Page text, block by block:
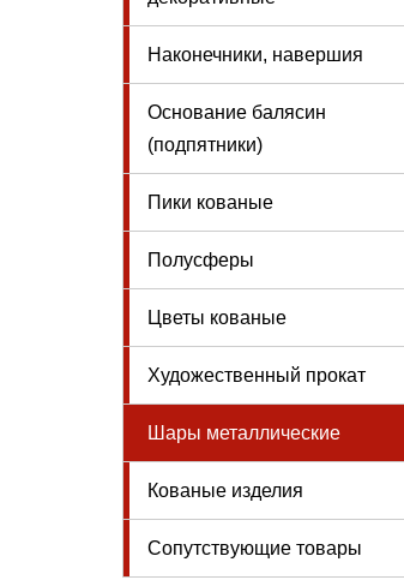
Наконечники, навершия
Основание балясин
(подпятники)
Пики кованые
Полусферы
Цветы кованые
Художественный прокат
Шары металлические
Кованые изделия
Cопутствующие товары